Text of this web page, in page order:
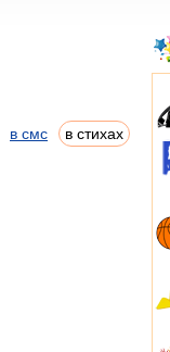
в смс в стихах